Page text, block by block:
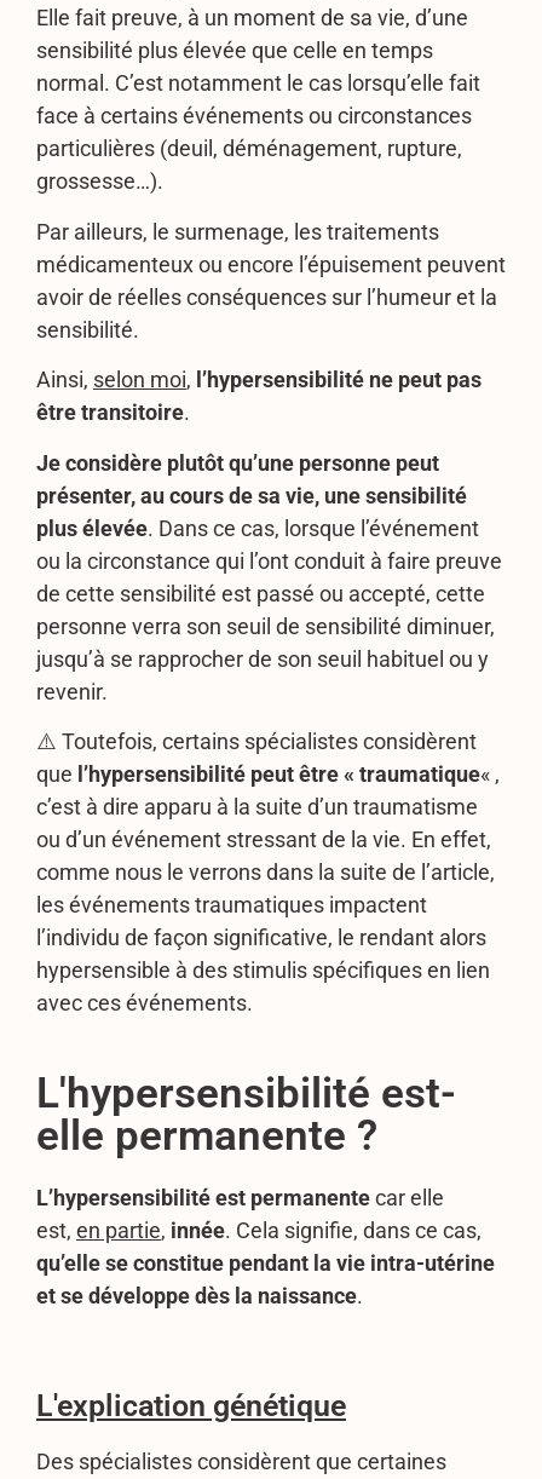
Elle fait preuve, à un moment de sa vie, d’une
sensibilité plus élevée que celle en temps
normal. C’est notamment le cas lorsqu’elle fait
face à certains événements ou circonstances
particulières (deuil, déménagement, rupture,
grossesse…).
Par ailleurs, le surmenage, les traitements
médicamenteux ou encore l’épuisement peuvent
avoir de réelles conséquences sur l’humeur et la
sensibilité.
Ainsi, selon moi, l’hypersensibilité ne peut pas
être transitoire.
Je considère plutôt qu’une personne peut
présenter, au cours de sa vie, une sensibilité
plus élevée. Dans ce cas, lorsque l’événement
ou la circonstance qui l’ont conduit à faire preuve
de cette sensibilité est passé ou accepté, cette
personne verra son seuil de sensibilité diminuer,
jusqu’à se rapprocher de son seuil habituel ou y
revenir.
⚠️ Toutefois, certains spécialistes considèrent
que l’hypersensibilité peut être « traumatique« ,
c’est à dire apparu à la suite d’un traumatisme
ou d’un événement stressant de la vie. En effet,
comme nous le verrons dans la suite de l’article,
les événements traumatiques impactent
l’individu de façon significative, le rendant alors
hypersensible à des stimulis spécifiques en lien
avec ces événements.
L'hypersensibilité est-
elle permanente ?
L’hypersensibilité est permanentecar elle
est, en partie, innée. Cela signifie, dans ce cas,
qu’elle se constitue pendant la vie intra-utérine
et se développe dès la naissance.
L'explication génétique
Des spécialistes considèrent que certaines